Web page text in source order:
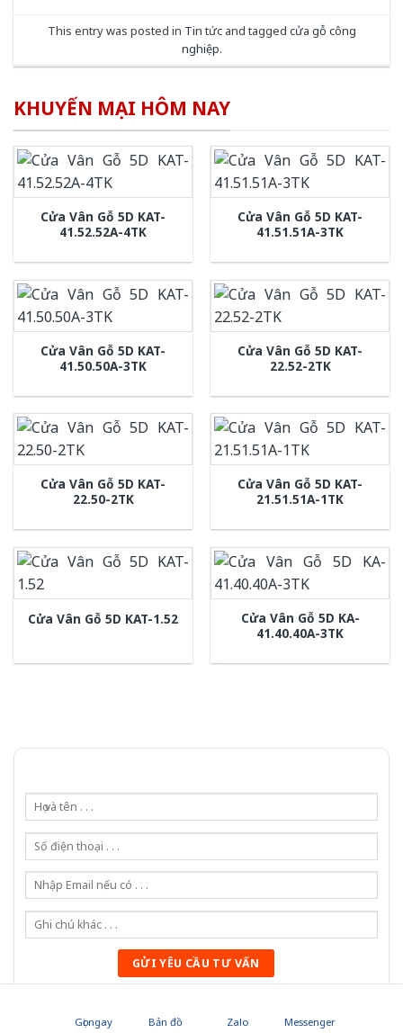
This entry was posted in Tin tứcand tagged cửa gỗ công
nghiệp.
KHUYẾN MẠI HÔM NAY
Cửa Vân Gỗ 5D KAT-
41.52.52A-4TK
Cửa Vân Gỗ 5D KAT-
41.51.51A-3TK
Cửa Vân Gỗ 5D KAT-
41.50.50A-3TK
Cửa Vân Gỗ 5D KAT-
22.52-2TK
Cửa Vân Gỗ 5D KAT-
22.50-2TK
Cửa Vân Gỗ 5D KAT-
21.51.51A-1TK
Cửa Vân Gỗ 5D KAT-1.52
Cửa Vân Gỗ 5D KA-
41.40.40A-3TK
Gọi 0976.169.864
Gọi ngay Bản đồ Zalo Messenger